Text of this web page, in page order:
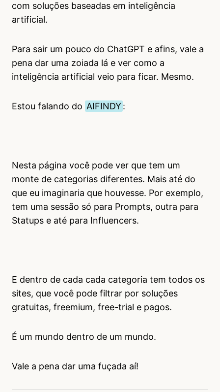
com soluções baseadas em inteligência
artificial.
Para sair um pouco do ChatGPT e afins, vale a
pena dar uma zoiada lá e ver como a
inteligência artificial veio para ficar. Mesmo.
Estou falando do AIFINDY:
Nesta página você pode ver que tem um
monte de categorias diferentes. Mais até do
que eu imaginaria que houvesse. Por exemplo,
tem uma sessão só para Prompts, outra para
Statups e até para Influencers.
E dentro de cada cada categoria tem todos os
sites, que você pode filtrar por soluções
gratuitas, freemium, free-trial e pagos.
É um mundo dentro de um mundo.
Vale a pena dar uma fuçada aí!